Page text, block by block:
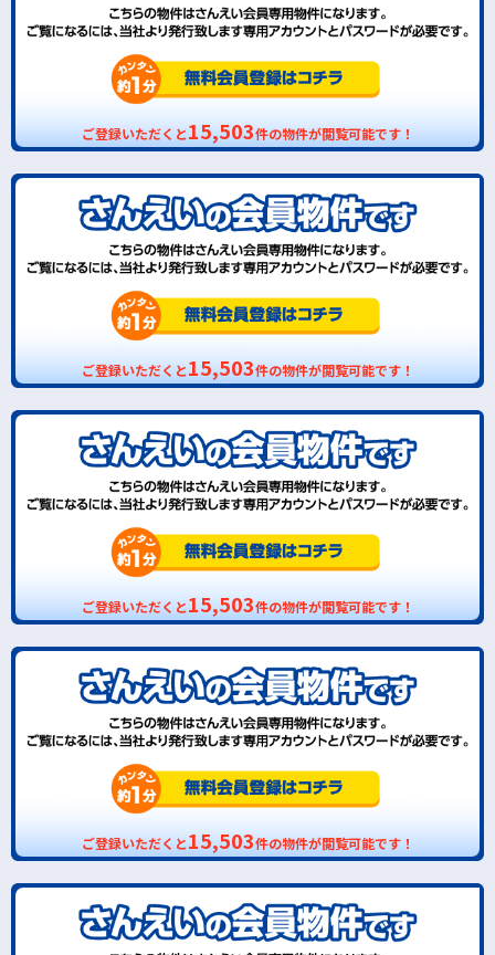
ご登録いただくと15,503件の物件が閲覧可能です！
ご登録いただくと15,503件の物件が閲覧可能です！
ご登録いただくと15,503件の物件が閲覧可能です！
ご登録いただくと15,503件の物件が閲覧可能です！